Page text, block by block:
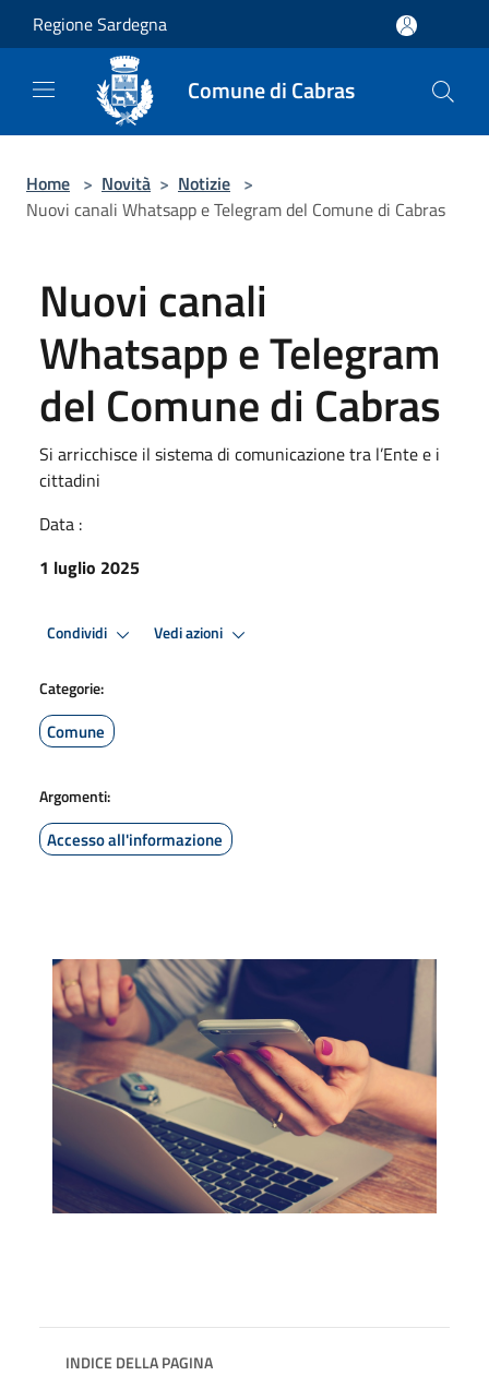
Salta al contenuto principale
Regione Sardegna
Comune di Cabras
Home > Novità > Notizie >
Nuovi canali Whatsapp e Telegram del Comune di Cabras
Nuovi canali
Whatsapp e Telegram
del Comune di Cabras
Si arricchisce il sistema di comunicazione tra l’Ente e i
cittadini
Data :
1 luglio 2025
Condividi Vedi azioni
Categorie:
Comune
Argomenti:
Accesso all'informazione
INDICE DELLA PAGINA